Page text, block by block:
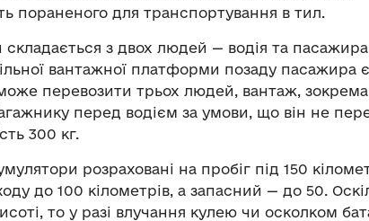
пораненого для транспортування в тил.
з двох людей — водія та
вантажної платформи позаду пасажира є
перевозити трьох людей, вантаж,
перед водієм за умови, що він не
300 кг.
розраховані на пробіг під 150
до 100 кілометрів, а запасний — до 50.
то у разі влучання кулею чи осколком